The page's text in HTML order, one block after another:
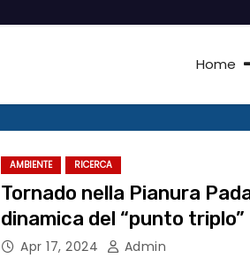
Home
AMBIENTE RICERCA
Tornado nella Pianura
dinamica del “punto triplo”
Apr 17, 2024 Admin